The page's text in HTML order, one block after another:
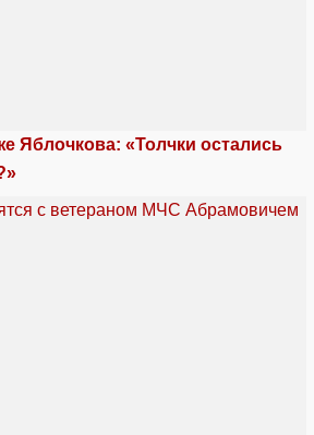
Яблочкова: «Толчки остались